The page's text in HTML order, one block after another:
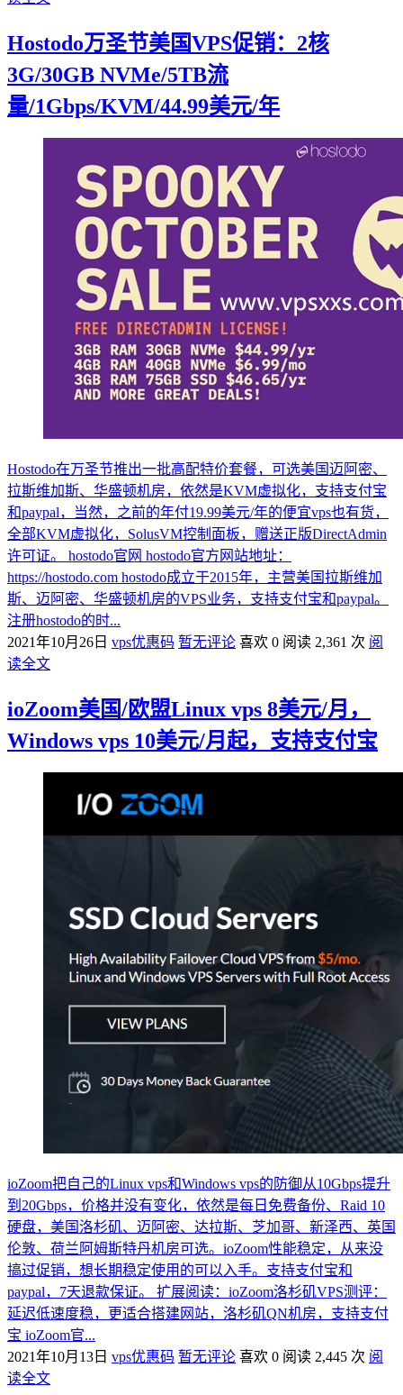
Hostodo万圣节美国VPS促销：2核
3G/30GB NVMe/5TB流
量/1Gbps/KVM/44.99美元/年
Hostodo在万圣节推出一批高配特价套餐，可选美国迈阿密、
拉斯维加斯、华盛顿机房，依然是KVM虚拟化，支持支付宝
和paypal，当然，之前的年付19.99美元/年的便宜vps也有货，
全部KVM虚拟化，SolusVM控制面板，赠送正版DirectAdmin
许可证。 hostodo官网 hostodo官方网站地址：
https://hostodo.com hostodo成立于2015年，主营美国拉斯维加
斯、迈阿密、华盛顿机房的VPS业务，支持支付宝和paypal。
注册hostodo的时...
2021年10月26日 vps优惠码 暂无评论 喜欢 0 阅读 2,361 次 阅
读全文
ioZoom美国/欧盟Linux vps 8美元/月，
Windows vps 10美元/月起，支持支付宝
ioZoom把自己的Linux vps和Windows vps的防御从10Gbps提升
到20Gbps，价格并没有变化，依然是每日免费备份、Raid 10
硬盘，美国洛杉矶、迈阿密、达拉斯、芝加哥、新泽西、英国
伦敦、荷兰阿姆斯特丹机房可选。ioZoom性能稳定，从来没
搞过促销，想长期稳定使用的可以入手。支持支付宝和
paypal，7天退款保证。 扩展阅读：ioZoom洛杉矶VPS测评：
延迟低速度稳，更适合搭建网站，洛杉矶QN机房，支持支付
宝 ioZoom官...
2021年10月13日 vps优惠码 暂无评论 喜欢 0 阅读 2,445 次 阅
读全文